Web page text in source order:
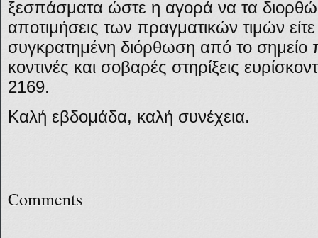
ξεσπάσματα ώστε η αγορά να τα
αποτιμήσεις των πραγματικών τιμών
συγκρατημένη διόρθωση από το σημείο
κοντινές και σοβαρές στηρίξεις
2169.
Καλή εβδομάδα, καλή συνέχεια.
Comments